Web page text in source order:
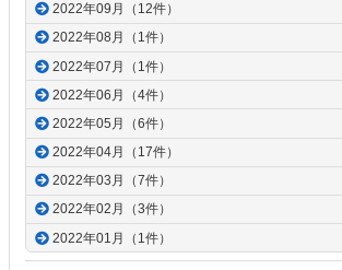
2022年09月（12件）
2022年08月（1件）
2022年07月（1件）
2022年06月（4件）
2022年05月（6件）
2022年04月（17件）
2022年03月（7件）
2022年02月（3件）
2022年01月（1件）